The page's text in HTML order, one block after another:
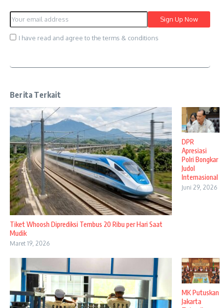
I have read and agree to the terms & conditions
Berita Terkait
Tiket Whoosh Diprediksi Tembus 20 Ribu per Hari Saat
Mudik
Maret 19, 2026
DPR
Apresiasi
Polri Bongkar
Judol
Internasional
Juni 29, 2026
MK Putuskan
Jakarta